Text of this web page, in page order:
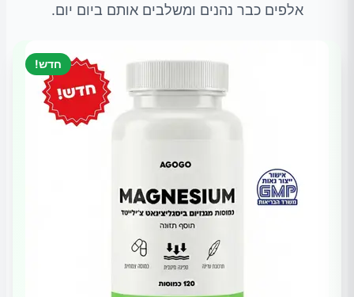
אלפים כבר נהנים ומשלבים אותם ביום יום.
חדש!